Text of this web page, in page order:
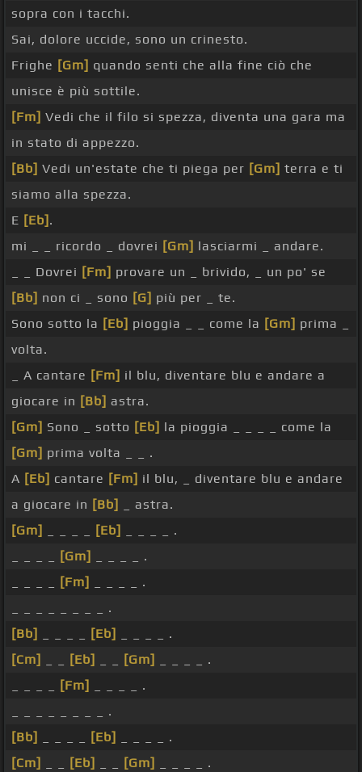
sopra con i tacchi.
Sai, dolore uccide, sono un crinesto.
Frighe [Gm] quando senti che alla fine ciò che
unisce è più sottile.
[Fm] Vedi che il filo si spezza, diventa una gara ma
in stato di appezzo.
[Bb] Vedi un'estate che ti piega per [Gm] terra e ti
siamo alla spezza.
E [Eb] .
mi _ _ ricordo _ dovrei [Gm] lasciarmi _ andare.
_ _ Dovrei [Fm] provare un _ brivido, _ un po' se
[Bb] non ci _ sono [G] più per _ te.
Sono sotto la [Eb] pioggia _ _ come la [Gm] prima _
volta.
_ A cantare [Fm] il blu, diventare blu e andare a
giocare in [Bb] astra.
[Gm] Sono _ sotto [Eb] la pioggia _ _ _ _ come la
[Gm] prima volta _ _ .
A [Eb] cantare [Fm] il blu, _ diventare blu e andare
a giocare in [Bb]
_ astra.
[Gm]
[Eb]
_ _ _ _ .
[Gm]
_ _ _ _ .
[Fm]
_ _ _ _ .
_ _ _ _ _ _ _ _ .
[Bb]
[Eb]
_ _ _ _ .
[Cm]
[Eb] [Gm]
_ _ _ _ .
[Fm]
_ _ _ _ .
_ _ _ _ _ _ _ _ .
[Bb]
[Eb]
_ _ _ _ .
[Cm]
[Eb] [Gm]
_ _ _ _ .